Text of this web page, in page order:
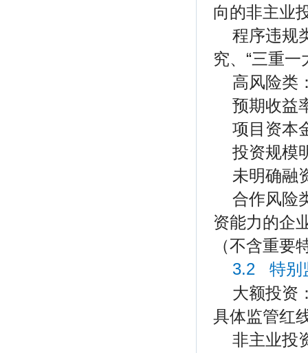
向的非主业
程序违规
究、“三重
高风险类
预期收益
项目资本
投资规模
未明确融
合作风险
资能力的企
（不含重要
3.2 特别
大额投资
具体监管红
非主业投